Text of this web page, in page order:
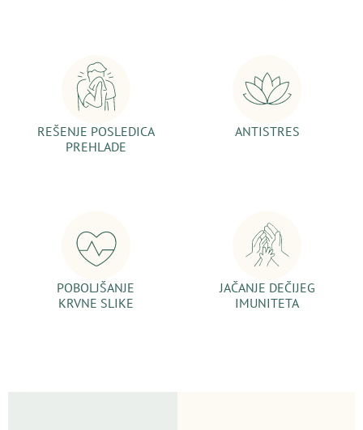
REŠENJE POSLEDICA
PREHLADE
ANTISTRES
POBOLJŠANJE
KRVNE SLIKE
JAČANJE DEČIJEG
IMUNITETA